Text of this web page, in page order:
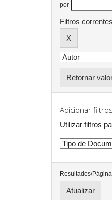
por
Filtros
Retornar
Adicionar
Utilizar filtros
Resultados/Página